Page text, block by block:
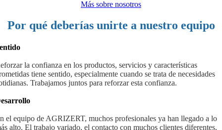
Más sobre nosotros
Por qué deberías unirte a nuestro equipo
la confianza en los productos, servicios y características
tiene sentido, especialmente cuando se trata de necesidades
Trabajamos juntos para reforzar esta confianza.
el equipo de AGRIZERT, muchos profesionales ya han llegado a lo
alto. El trabajo variado, el contacto con muchos clientes diferentes,